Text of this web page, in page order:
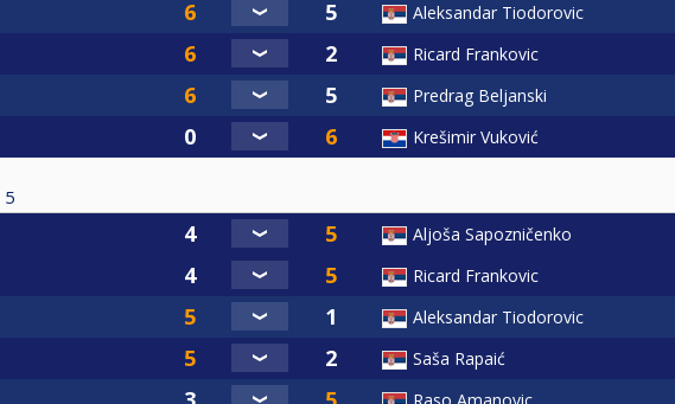
Aleksandar Tiodorovic
Ricard Frankovic
Predrag Beljanski
Krešimir Vuković
5
Aljoša Sapozničenko
Ricard Frankovic
Aleksandar Tiodorovic
Saša Rapaić